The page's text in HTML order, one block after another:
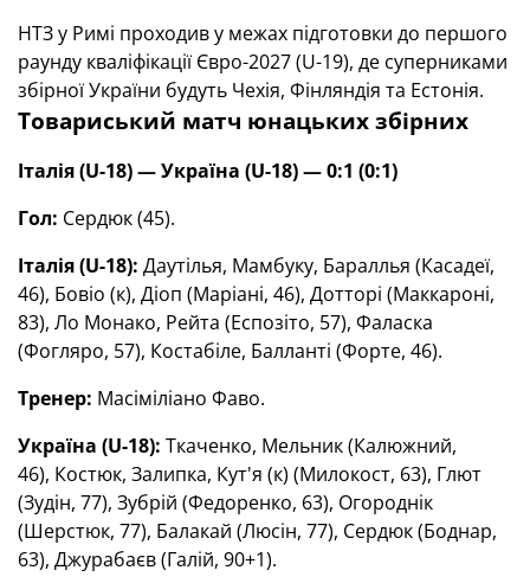
НТЗ у Римі проходив у межах підготовки до першого
раунду кваліфікації Євро-2027 (U-19), де суперниками
збірної України будуть Чехія, Фінляндія та Естонія.
Товариський матч юнацьких збірних
Італія (U-18) — Україна (U-18) — 0:1 (0:1)
Гол: Сердюк (45).
Італія (U-18): Даутілья, Мамбуку, Бараллья (Касадеї,
46), Бовіо (к), Діоп (Маріані, 46), Дотторі (Маккароні,
83), Ло Монако, Рейта (Еспозіто, 57), Фаласка
(Фогляро, 57), Костабіле, Балланті (Форте, 46).
Тренер: Масіміліано Фаво.
Україна (U-18): Ткаченко, Мельник (Калюжний,
46), Костюк, Залипка, Кут'я (к) (Милокост, 63), Глют
(Зудін, 77), Зубрій (Федоренко, 63), Огороднік
(Шерстюк, 77), Балакай (Люсін, 77), Сердюк (Боднар,
63), Джурабаєв (Галій, 90+1).